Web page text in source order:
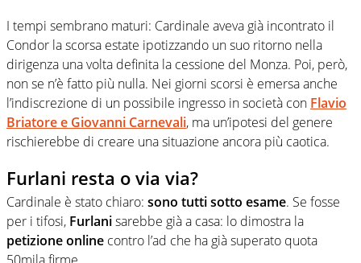
I tempi sembrano maturi: Cardinale aveva già incontrato il
Condor la scorsa estate ipotizzando un suo ritorno nella
dirigenza una volta definita la cessione del Monza. Poi, però,
non se n’è fatto più nulla. Nei giorni scorsi è emersa anche
l’indiscrezione di un possibile ingresso in società con Flavio
Briatore e Giovanni Carnevali, ma un’ipotesi del genere
rischierebbe di creare una situazione ancora più caotica.
Furlani resta o via via?
Cardinale è stato chiaro: sono tutti sotto esame. Se fosse
per i tifosi, Furlanisarebbe già a casa: lo dimostra la
petizione online contro l’ad che ha già superato quota